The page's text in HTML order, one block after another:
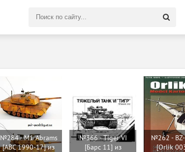
№284 - M1 Abrams
[ABC 1990-17] из
№366 - Tiger VI
[Барс 11] из
№262 -
[Orlik